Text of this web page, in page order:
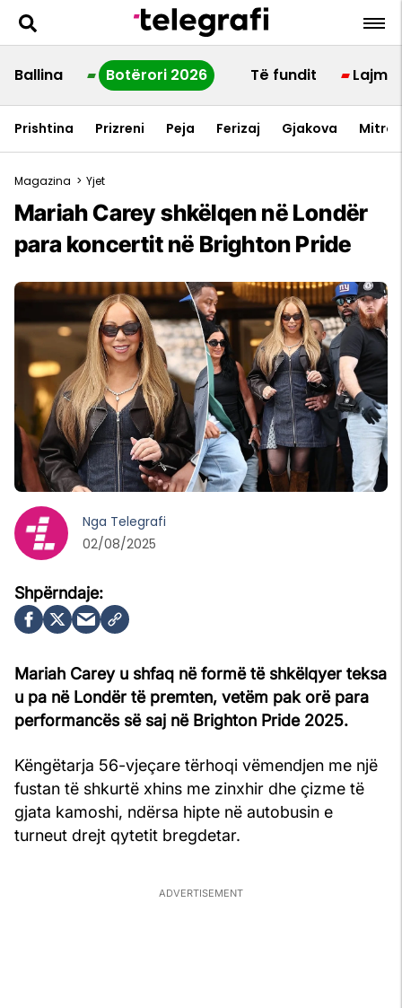
Ballina Botërori 2026 Të fundit Lajme
Prishtina Prizreni Peja Ferizaj Gjakova
Magazina > Yjet
Mariah Carey shkëlqen në Londër
para koncertit në Brighton Pride
Mariah Carey u shfaq në formë të shkëlqyer teksa
u pa në Londër të premten, vetëm pak orë para
performancës së saj në Brighton Pride 2025.
Këngëtarja 56-vjeçare tërhoqi vëmendjen me një
fustan të shkurtë xhins me zinxhir dhe çizme të
gjata kamoshi, ndërsa hipte në autobusin e
turneut drejt qytetit bregdetar.
Nga Telegrafi
02/08/2025